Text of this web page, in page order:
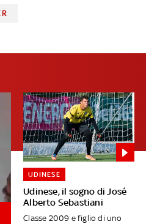
Udinese, il sogno di José
Alberto Sebastiani
UDINESE
Classe 2009 e figlio di uno